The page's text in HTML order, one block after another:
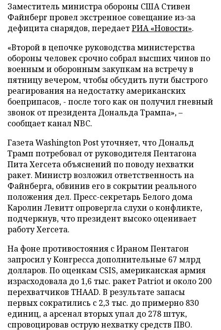
Заместитель министра обороны США Стивен
Файнберг провел экстренное совещание из-за
дефицита снарядов, передаетРИА «Новости».
«Второй в цепочке руководства министерства
обороны человек срочно собрал высших чинов по
военным и оборонным закупкам на встречу в
пятницу вечером, чтобы обсудить пути быстрого
реагирования на недостатку американских
боеприпасов, - после того как он получил гневный
звонок от президента Дональда Трампа», –
сообщает канал NBC.
Газета Washington Post уточняет, что Дональд
Трамп потребовал от руководителя Пентагона
Пита Хегсета объяснений по поводу нехватки
ракет. Министр возложил ответственность на
Файнберга, обвинив его в сокрытии реального
положения дел. Пресс-секретарь Белого дома
Каролин Левитт опровергла слухи о конфликте,
подчеркнув, что президент высоко оценивает
работу Хегсета.
На фоне противостояния с Ираном Пентагон
запросил у Конгресса дополнительные 67 млрд
долларов. По оценкам CSIS, американская армия
израсходовала до 1,6 тыс. ракет Patriot и около 200
перехватчиков THAAD. В результате запасы
первых сократились с 2,3 тыс. до примерно 830
единиц, а арсенал вторых упал до 278 штук,
спровоцировав острую нехватку средств ПВО.